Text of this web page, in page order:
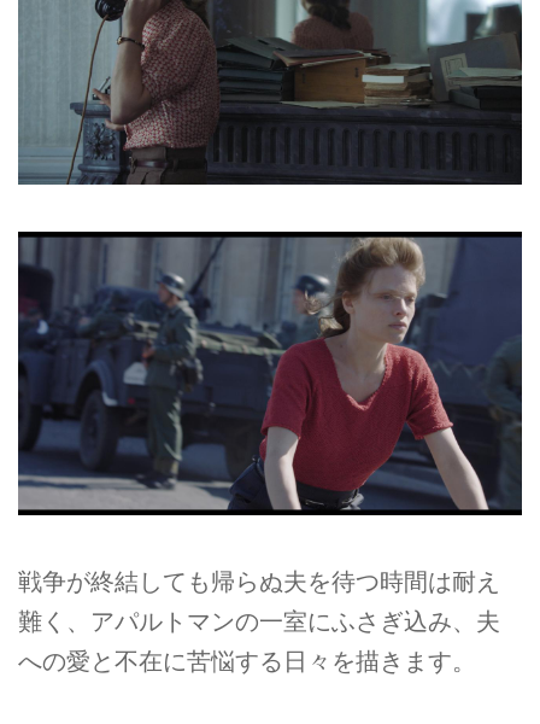
戦争が終結しても帰らぬ夫を待つ時間は耐え
難く、アパルトマンの一室にふさぎ込み、夫
への愛と不在に苦悩する日々を描きます。